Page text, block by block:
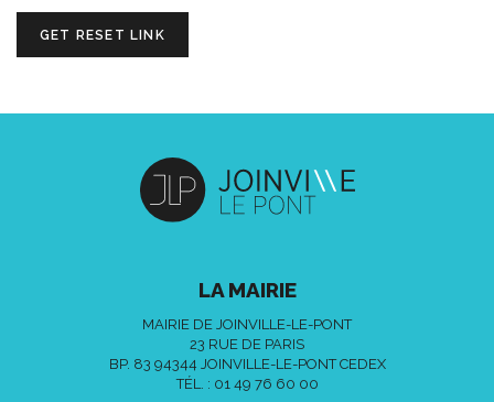
LA MAIRIE
MAIRIE DE JOINVILLE-LE-PONT
23 RUE DE PARIS
BP. 83 94344 JOINVILLE-LE-PONT CEDEX
TÉL. : 01 49 76 60 00